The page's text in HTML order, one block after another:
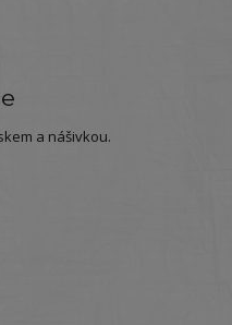
a nášivkou.